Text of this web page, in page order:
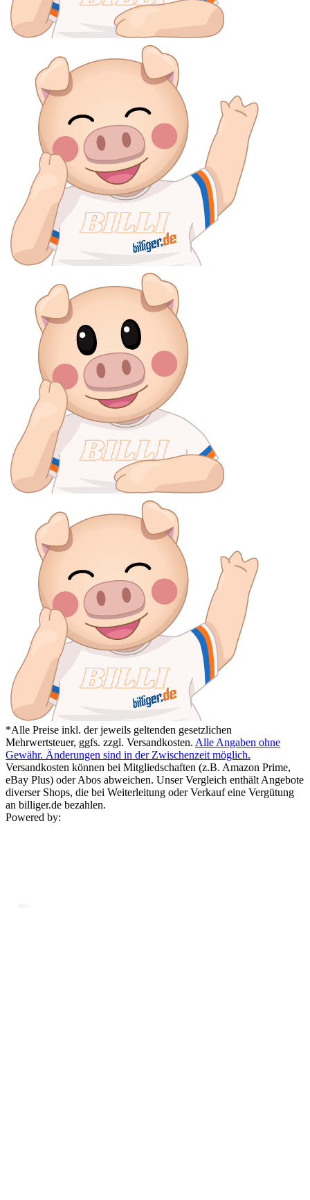
*Alle Preise inkl. der jeweils geltenden gesetzlichen
Mehrwertsteuer, ggfs. zzgl. Versandkosten. Alle Angaben ohne
Gewähr. Änderungen sind in der Zwischenzeit möglich.
Versandkosten können bei Mitgliedschaften (z.B. Amazon Prime,
eBay Plus) oder Abos abweichen. Unser Vergleich enthält Angebote
diverser Shops, die bei Weiterleitung oder Verkauf eine Vergütung
an billiger.de bezahlen.
Powered by: